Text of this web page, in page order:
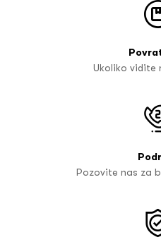
Ukoliko vidite
Pozovite nas za